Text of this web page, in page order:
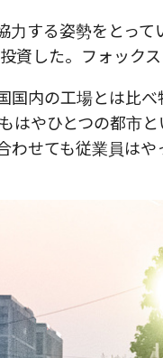
力する姿勢をとっ
資した。フォック
国内の工場とは比
はやひとつの都市
せても従業員はや